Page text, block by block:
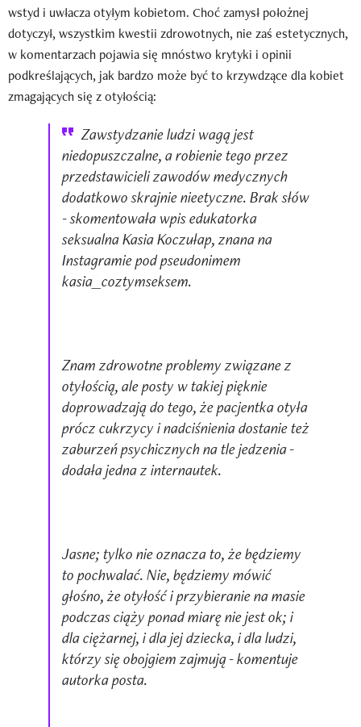
wstyd i uwłacza otyłym kobietom. Choć zamysł położnej
dotyczył, wszystkim kwestii zdrowotnych, nie zaś estetycznych,
w komentarzach pojawia się mnóstwo krytyki i opinii
podkreślających, jak bardzo może być to krzywdzące dla kobiet
zmagających się z otyłością:
Zawstydzanie ludzi wagą jest
niedopuszczalne, a robienie tego przez
przedstawicieli zawodów medycznych
dodatkowo skrajnie nieetyczne. Brak słów
- skomentowała wpis edukatorka
seksualna Kasia Koczułap, znana na
Instagramie pod pseudonimem
kasia_coztymseksem.
Znam zdrowotne problemy związane z
otyłością, ale posty w takiej pięknie
doprowadzają do tego, że pacjentka otyła
prócz cukrzycy i nadciśnienia dostanie też
zaburzeń psychicznych na tle jedzenia -
dodała jedna z internautek.
Jasne; tylko nie oznacza to, że będziemy
to pochwalać. Nie, będziemy mówić
głośno, że otyłość i przybieranie na masie
podczas ciąży ponad miarę nie jest ok; i
dla ciężarnej, i dla jej dziecka, i dla ludzi,
którzy się obojgiem zajmują - komentuje
autorka posta.